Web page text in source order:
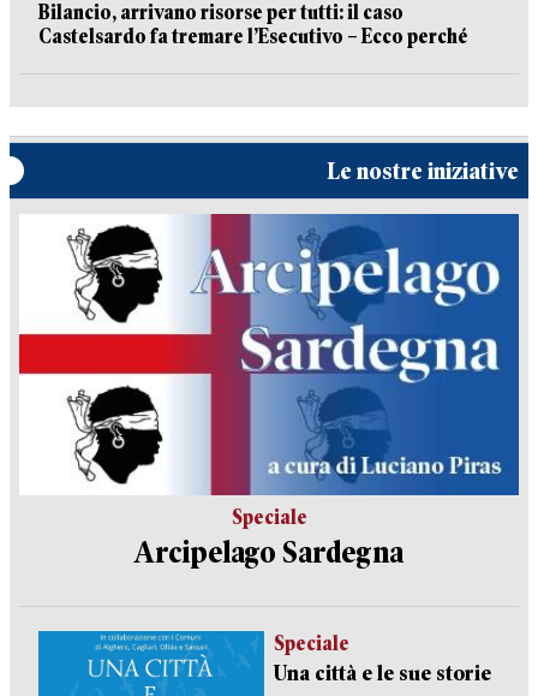
Bilancio, arrivano risorse per tutti: il caso
Castelsardo fa tremare l’Esecutivo – Ecco perché
Le nostre iniziative
Speciale
Arcipelago Sardegna
Speciale
Una città e le sue storie